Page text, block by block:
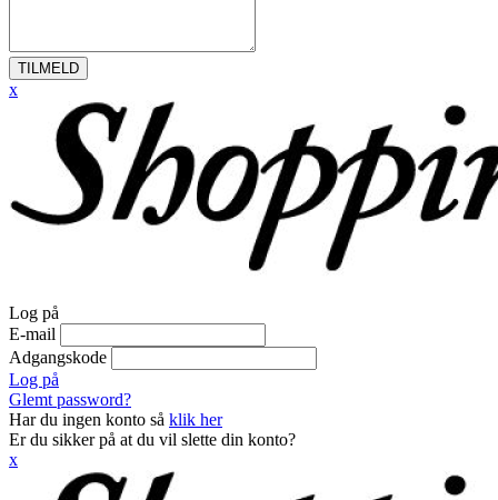
TILMELD
x
Log på
E-mail
Adgangskode
Log på
Glemt password?
Har du ingen konto så klik her
Er du sikker på at du vil slette din konto?
x